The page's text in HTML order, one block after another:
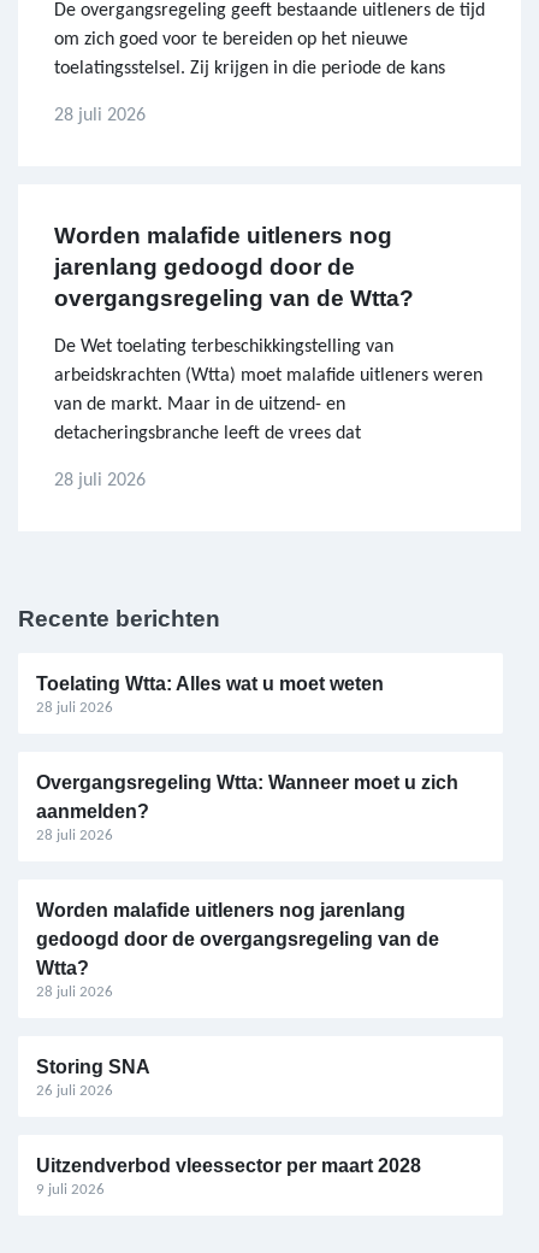
De overgangsregeling geeft bestaande uitleners de tijd
om zich goed voor te bereiden op het nieuwe
toelatingsstelsel. Zij krijgen in die periode de kans
28 juli 2026
Worden malafide uitleners nog
jarenlang gedoogd door de
overgangsregeling van de Wtta?
De Wet toelating terbeschikkingstelling van
arbeidskrachten (Wtta) moet malafide uitleners weren
van de markt. Maar in de uitzend- en
detacheringsbranche leeft de vrees dat
28 juli 2026
Recente berichten
Toelating Wtta: Alles wat u moet weten
28 juli 2026
Overgangsregeling Wtta: Wanneer moet u zich
aanmelden?
28 juli 2026
Worden malafide uitleners nog jarenlang
gedoogd door de overgangsregeling van de
Wtta?
28 juli 2026
Storing SNA
26 juli 2026
Uitzendverbod vleessector per maart 2028
9 juli 2026